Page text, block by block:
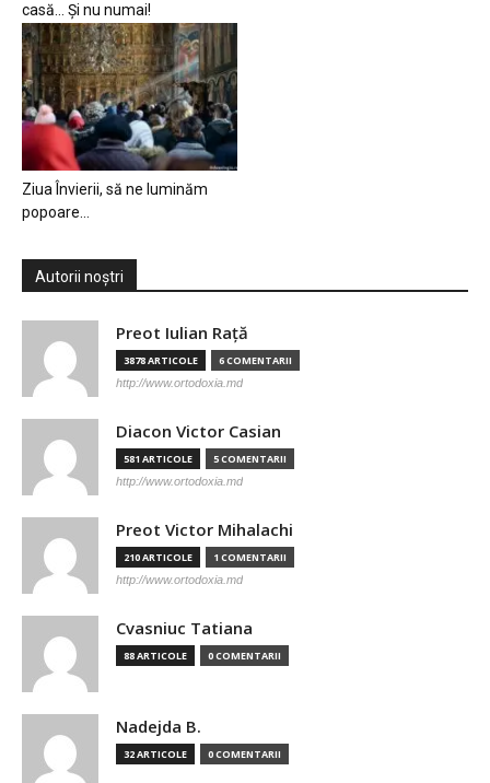
casă… Și nu numai!
Ziua Învierii, să ne luminăm
popoare…
Autorii noștri
Preot Iulian Raţă
3878 ARTICOLE 6 COMENTARII
http://www.ortodoxia.md
Diacon Victor Casian
581 ARTICOLE 5 COMENTARII
http://www.ortodoxia.md
Preot Victor Mihalachi
210 ARTICOLE 1 COMENTARII
http://www.ortodoxia.md
Cvasniuc Tatiana
88 ARTICOLE 0 COMENTARII
Nadejda B.
32 ARTICOLE 0 COMENTARII